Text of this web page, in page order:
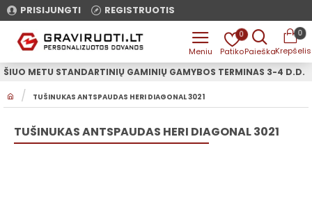
PRISIJUNGTI REGISTRUOTIS
0 0
O
E
TUŠINUKAS ANTSPAUDAS HERI DIAGONAL 3021
ŠIUO METU STANDARTINIŲ GAMINIŲ GAMYBOS TERMINAS 3-4 D.D.
TUŠINUKAS ANTSPAUDAS HERI DIAGONAL 3021